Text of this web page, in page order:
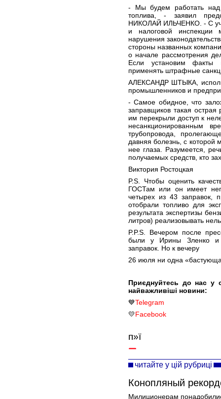
- Мы будем работать над
топлива, - заявил
НИКОЛАЙ ИЛЬЧЕНКО. - С
и налоговой инспекции
нарушения
стороны названных
о начале рассмотрения
Если установим факты
применять штрафные
АЛЕКСАНДР ШТЫКА,
промышленников и
- Самое обидное, что
заправщиков такая
им перекрыли доступ к
несанкционированным
трубопровода,
давняя болезнь, с
нее глаза. Разумеется,
получаемых средств, кто
Виктория Ростоцкая
P.S. Чтобы оценить
ГОСТам или он имеет
четырех из 43 заправок,
отобрали топливо для
результата экспертизы
литров) реализовывать
P.P.S. Вечером после
были у Ирины Зленко и
заправок. Но к вечеру
26 июля ни одна
Приєднуйтесь до нас у
найважливіші новини:
💙Telegram
💛Facebook
п»ї
читайте у цій рубриці
Конопляный
Милиционерам